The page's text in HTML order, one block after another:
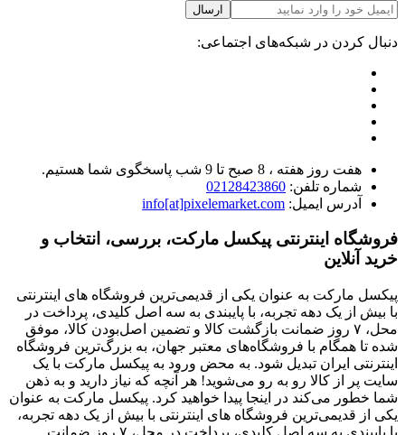
ارسال
دنبال کردن در شبکه‌های اجتماعی:
هفت روز هفته ، 8 صبح تا 9 شب پاسخگوی شما هستیم.
شماره تلفن: 02128423860
آدرس ایمیل: info[at]pixelemarket.com
فروشگاه اینترنتی پیکسل مارکت، بررسی، انتخاب و
خرید آنلاین
پیکسل مارکت به عنوان یکی از قدیمی‌ترین فروشگاه های اینترنتی
با بیش از یک دهه تجربه، با پایبندی به سه اصل کلیدی، پرداخت در
محل، ۷ روز ضمانت بازگشت کالا و تضمین اصل‌بودن کالا، موفق
شده تا همگام با فروشگاه‌های معتبر جهان، به بزرگ‌ترین فروشگاه
اینترنتی ایران تبدیل شود. به محض ورود به پیکسل مارکت با یک
سایت پر از کالا رو به رو می‌شوید! هر آنچه که نیاز دارید و به ذهن
شما خطور می‌کند در اینجا پیدا خواهید کرد. پیکسل مارکت به عنوان
یکی از قدیمی‌ترین فروشگاه های اینترنتی با بیش از یک دهه تجربه،
با پایبندی به سه اصل کلیدی، پرداخت در محل، ۷ روز ضمانت